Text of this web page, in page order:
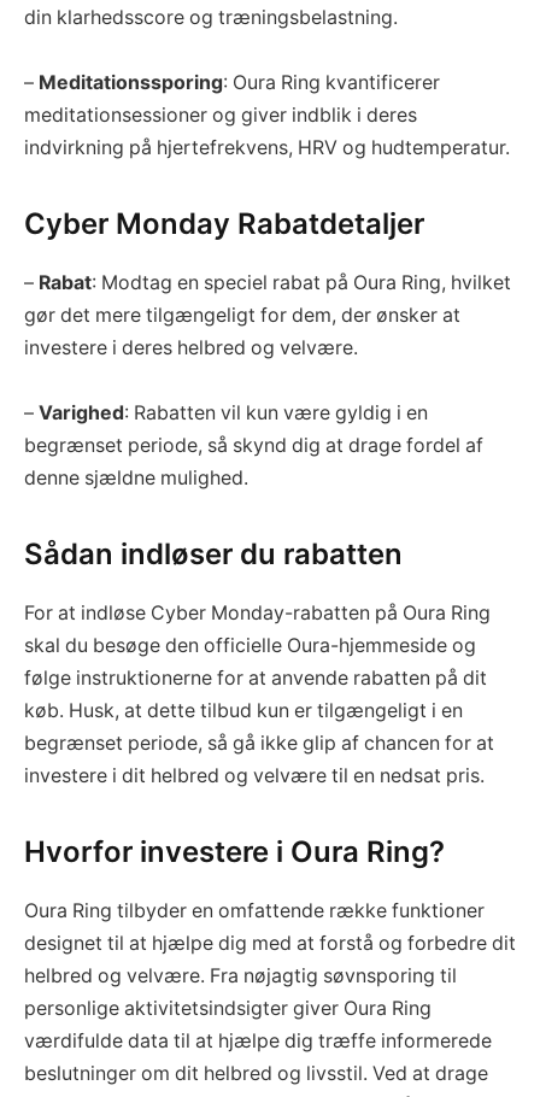
din klarhedsscore og træningsbelastning.
– Meditationssporing: Oura Ring kvantificerer
meditationsessioner og giver indblik i deres
indvirkning på hjertefrekvens, HRV og hudtemperatur.
Cyber Monday Rabatdetaljer
– Rabat: Modtag en speciel rabat på Oura Ring, hvilket
gør det mere tilgængeligt for dem, der ønsker at
investere i deres helbred og velvære.
– Varighed: Rabatten vil kun være gyldig i en
begrænset periode, så skynd dig at drage fordel af
denne sjældne mulighed.
Sådan indløser du rabatten
For at indløse Cyber Monday-rabatten på Oura Ring
skal du besøge den officielle Oura-hjemmeside og
følge instruktionerne for at anvende rabatten på dit
køb. Husk, at dette tilbud kun er tilgængeligt i en
begrænset periode, så gå ikke glip af chancen for at
investere i dit helbred og velvære til en nedsat pris.
Hvorfor investere i Oura Ring?
Oura Ring tilbyder en omfattende række funktioner
designet til at hjælpe dig med at forstå og forbedre dit
helbred og velvære. Fra nøjagtig søvnsporing til
personlige aktivitetsindsigter giver Oura Ring
værdifulde data til at hjælpe dig træffe informerede
beslutninger om dit helbred og livsstil. Ved at drage